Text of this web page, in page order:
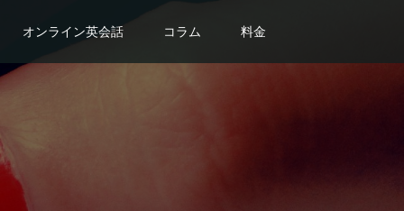
オンライン英会話 コラム 料金